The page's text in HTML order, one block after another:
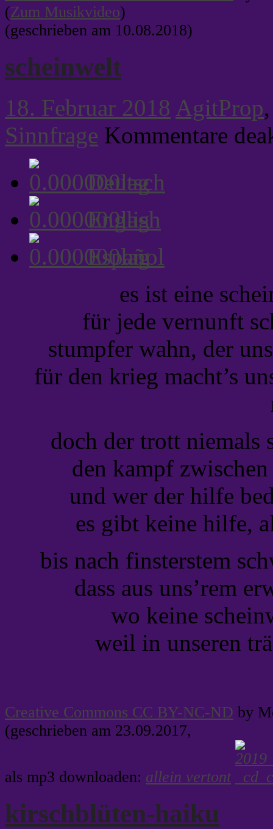
(Zum Musikvideo)
(geschrieben am 10.08.2018)
scheinwelt
18. Februar 2018 AgitProp
Sinnfrage Kommentare
Deutsch
English
Español
es ist eine
für jede vernunft
stumpfer wahn, der
für den krieg macht’s
doch der trott niemals
den kampf
und wer der hilfe
es gibt keine hilfe,
bis nach finsterstem
dass aus uns’rem
wo keine
weil in unseren
Creative Commons CC BY-NC-ND by
(geschrieben am 23.09.2017,
als mp3 downloaden: allein vertont
kirschblüten-haiku